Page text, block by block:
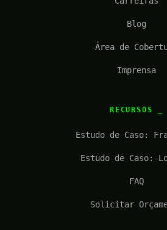
Blog
Área de
Imprensa
RECURSOS
Estudo de Caso:
Estudo de Caso:
FAQ
Solicitar